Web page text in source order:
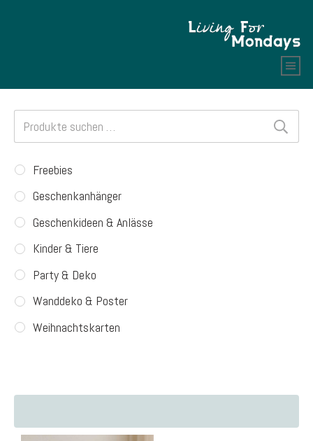
Suchen
nach:
Freebies
Geschenkanhänger
Geschenkideen & Anlässe
Kinder & Tiere
Party & Deko
Wanddeko & Poster
Weihnachtskarten